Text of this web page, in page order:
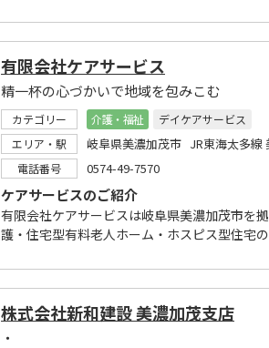
有限会社ケアサービス
精一杯の心づかいで地域を包みこむ
カテゴリー 介護・福祉
デイケアサービス
エリア・駅
岐阜県美濃加茂市 JR東海太多線
電話番号 0574-49-7570
ケアサービスのご紹介
有限会社ケアサービスは岐阜県美濃加茂市を
護・住宅型有料老人ホーム・ホスピス型住宅
株式会社新和建設 美濃加茂支店
・